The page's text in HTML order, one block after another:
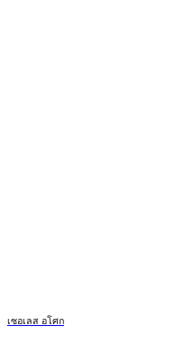
เซอเลส อโศก